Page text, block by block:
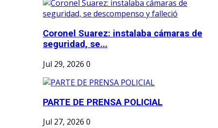
Coronel Suarez: instalaba cámaras de
seguridad, se...
Jul 29, 2026 0
PARTE DE PRENSA POLICIAL
Jul 27, 2026 0